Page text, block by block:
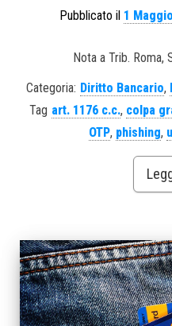
Pubblicato il 1
Nota a Trib. Roma,
Categoria: Diritto Bancario,
Tag art. 1176 c.c., colpa
OTP, phishing,